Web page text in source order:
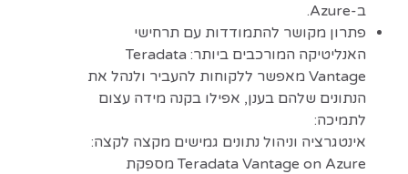
ב-Azure.
פתרון מקושר להתמודדות עם תרחישי
האנליטיקה המורכבים ביותר: Teradata
Vantage מאפשר ללקוחות להעביר ולנהל את
הנתונים שלהם בענן, אפילו בקנה מידה עצום
לתמיכה:
אינטגרציה וניהול נתונים גמישים מקצה לקצה:
Teradata Vantage on Azure מספקת